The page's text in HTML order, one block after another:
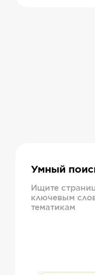
Умный
Ищите
ключевым
тематикам